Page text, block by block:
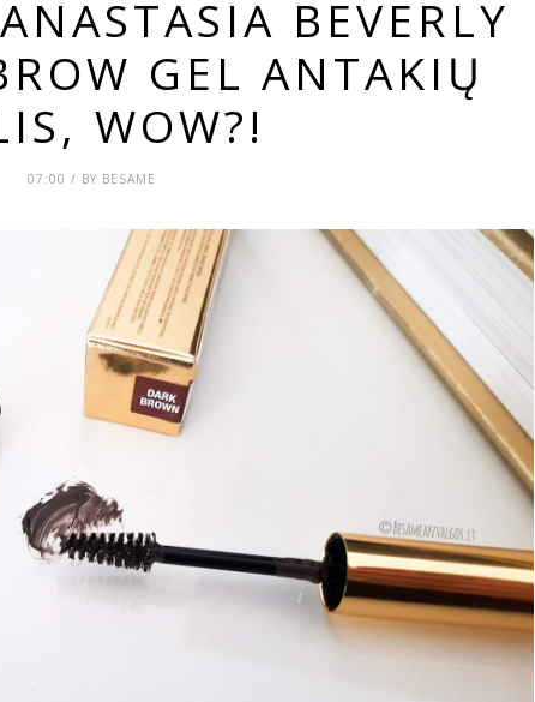
BEVERLY
GEL ANTAKIŲ
WOW?!
07:00 / BY BESAME